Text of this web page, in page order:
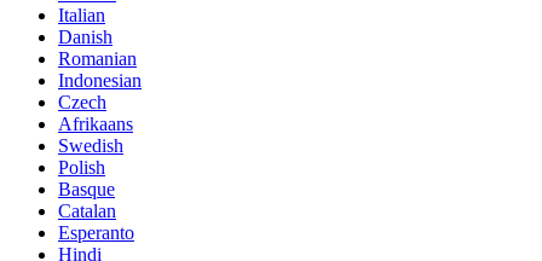
Italian
Danish
Romanian
Indonesian
Czech
Afrikaans
Swedish
Polish
Basque
Catalan
Esperanto
Hindi